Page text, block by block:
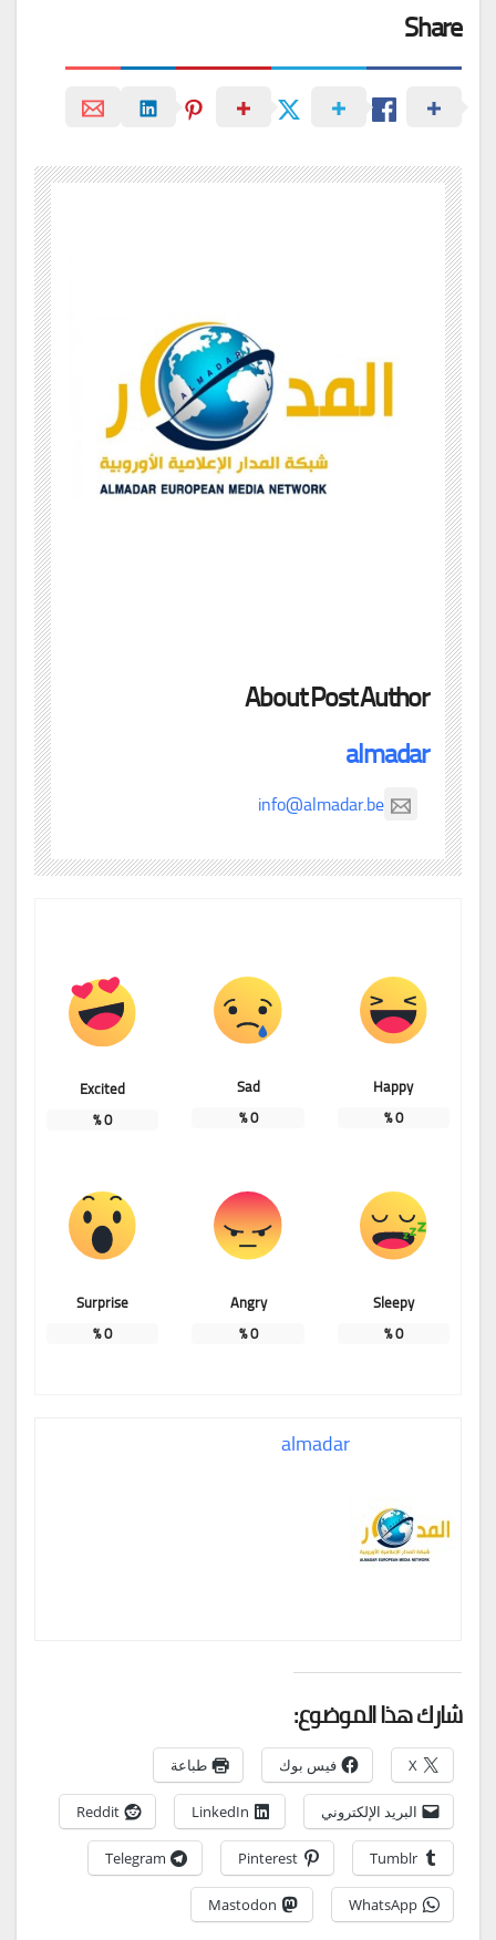
Share
About Post Author
almadar
info@almadar.be
Happy
0
%
Sad
0
%
Excited
0
%
Sleepy
0
%
Angry
0
%
Surprise
0
%
almadar
شارك هذا الموضوع:
X فيس بوك طباعة
البريد الإلكتروني LinkedIn
Reddit
Tumblr
Pinterest
Telegram
WhatsApp
Mastodon